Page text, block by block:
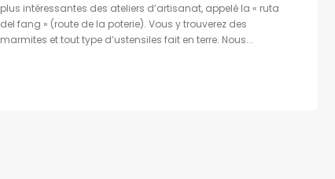
plus intéressantes des ateliers d’artisanat, appelé la « ruta
del fang » (route de la poterie). Vous y trouverez des
marmites et tout type d’ustensiles fait en terre. Nous...